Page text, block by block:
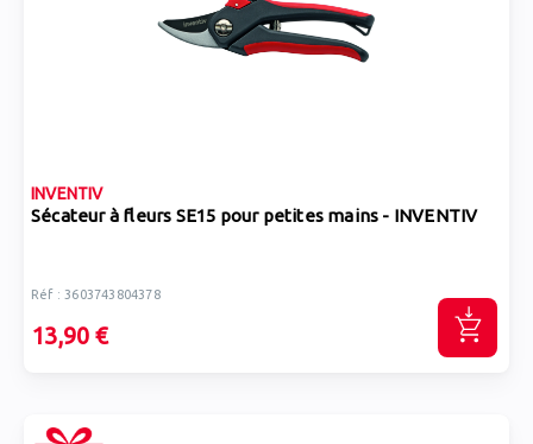
INVENTIV
Sécateur à fleurs SE15 pour petites mains - INVENTIV
Réf : 3603743804378
13,90 €